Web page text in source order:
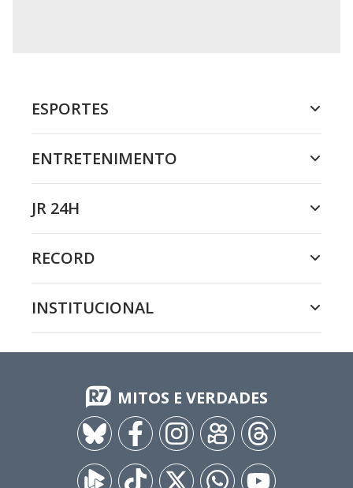
ESPORTES
ENTRETENIMENTO
JR 24H
RECORD
INSTITUCIONAL
MITOS E VERDADES